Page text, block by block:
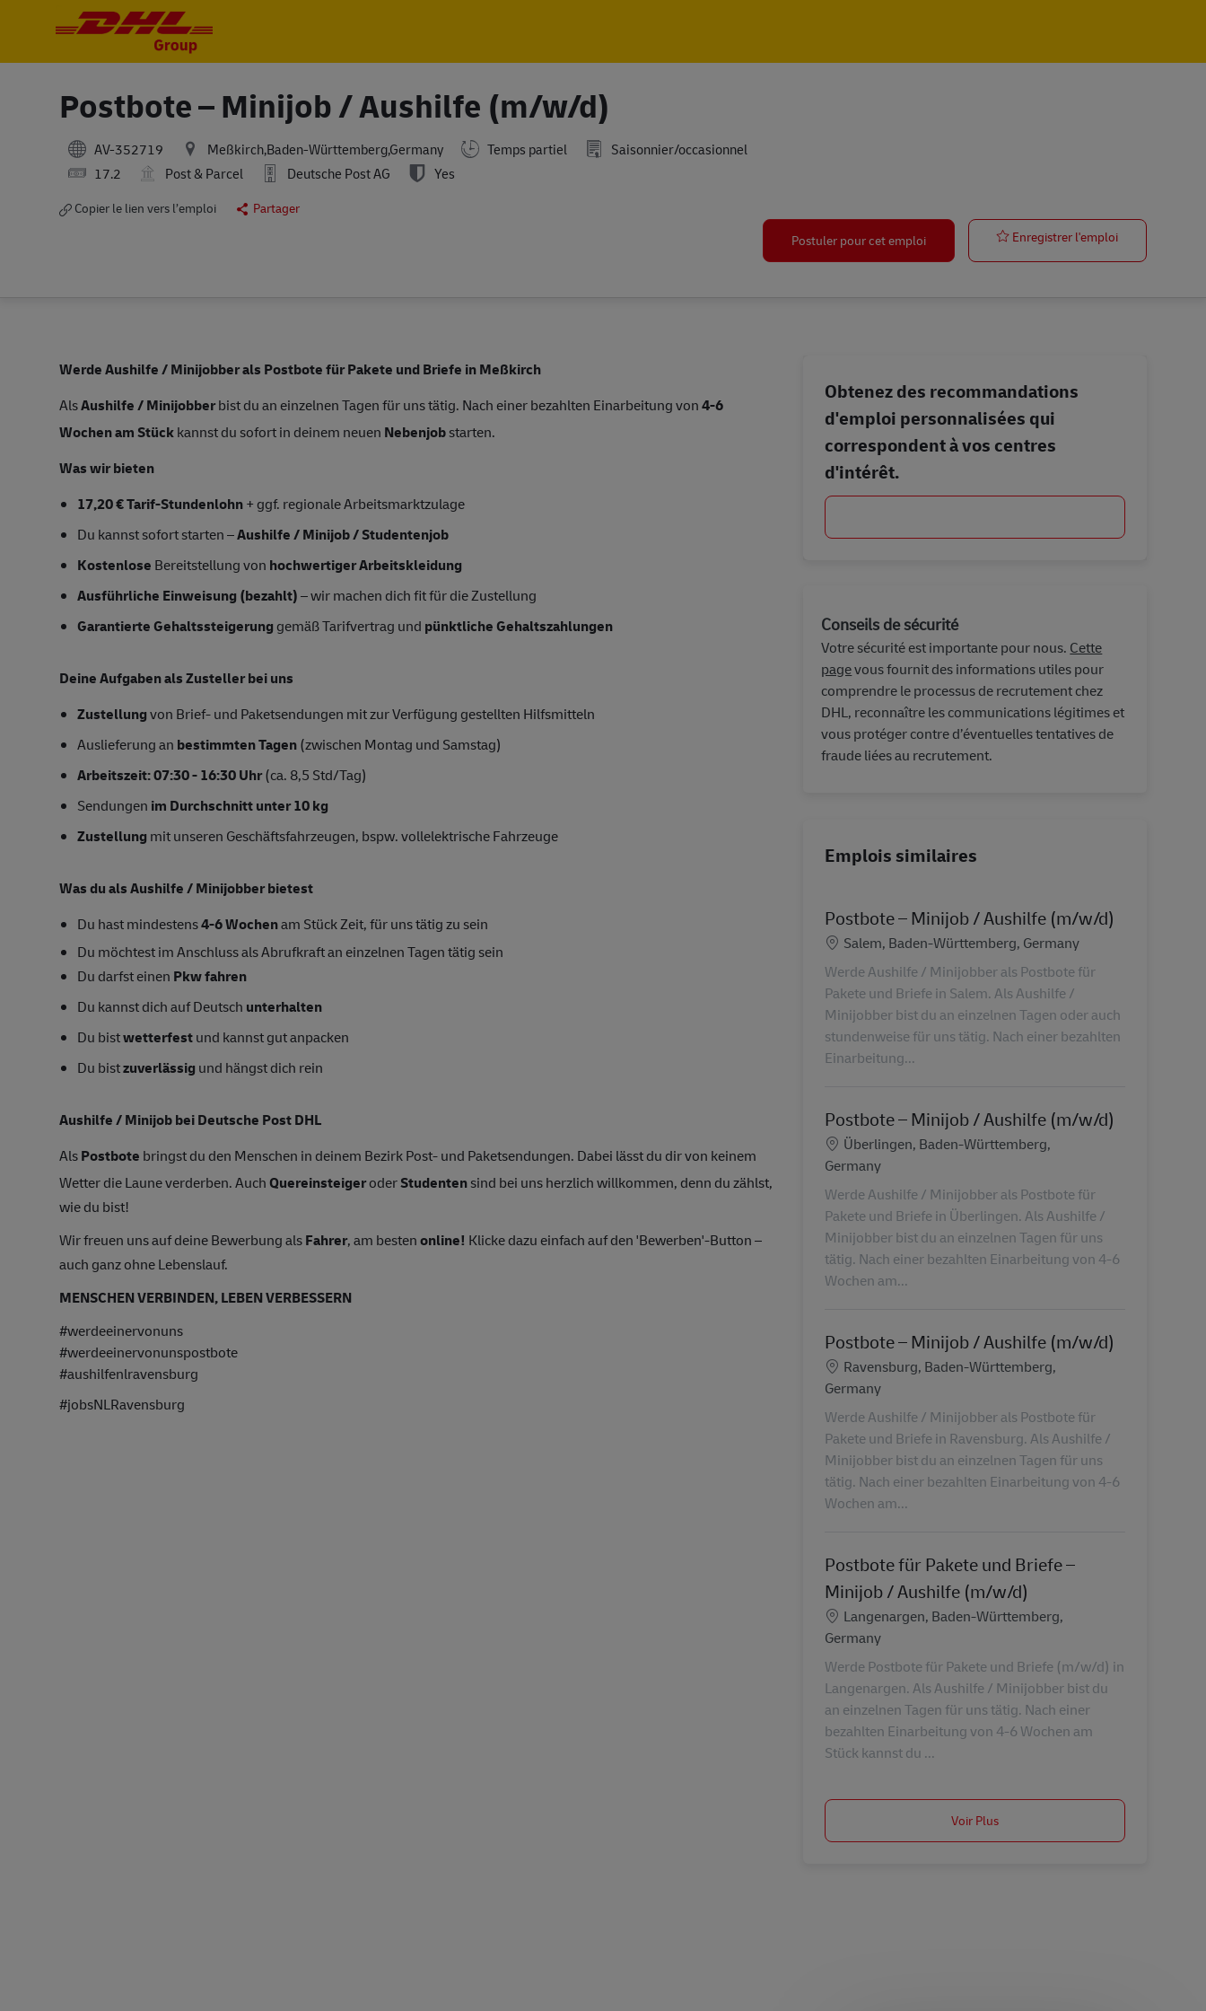
Postbote – Minijob / Aushilfe (m/w/d)
AV-352719 Meßkirch,Baden-Württemberg,Germany Temps partiel
Saisonnier/occasionnel
17.2
Post & Parcel Deutsche Post AG Yes
Copier le lien vers l’emploi
Partager
Postuler pour cet emploi
Enregistrer l'emploiPostbote –
Werde Aushilfe / Minijobber als Postbote für Pakete und Briefe in Meßkirch
AlsAushilfe / Minijobberbist du an einzelnen Tagen für uns tätig. Nach einer bezahlten Einarbeitung von4-6
Wochen am Stückkannst du sofort in deinem neuen Nebenjobstarten.
Was wir bieten
17,20 € Tarif-Stundenlohn+ ggf. regionale Arbeitsmarktzulage
Du kannst sofort starten –Aushilfe / Minijob / Studentenjob
Kostenlose Bereitstellung von hochwertiger Arbeitskleidung
Ausführliche Einweisung (bezahlt)– wir machen dich fit für die Zustellung
Garantierte Gehaltssteigerung gemäß Tarifvertrag und pünktliche Gehaltszahlungen
Deine Aufgaben als Zusteller bei uns
Zustellungvon Brief- und Paketsendungen mit zur Verfügung gestellten Hilfsmitteln
Auslieferung an bestimmten Tagen(zwischen Montag und Samstag)
Arbeitszeit: 07:30 - 16:30 Uhr(ca. 8,5 Std/Tag)
Sendungen im Durchschnitt unter 10 kg
Zustellung mit unseren Geschäftsfahrzeugen, bspw. vollelektrische Fahrzeuge
Was du als Aushilfe / Minijobber bietest
Du hast mindestens4-6Wochenam Stück Zeit, für uns tätig zu sein
Du möchtest im Anschluss als Abrufkraft an einzelnen Tagen tätig sein
Du darfst einen Pkw fahren
Du kannst dich auf Deutsch unterhalten
Du bistwetterfestund kannst gut anpacken
Du bistzuverlässig und hängst dich rein
Aushilfe / Minijob bei Deutsche Post DHL
AlsPostbote bringst du den Menschen in deinem Bezirk Post- und Paketsendungen. Dabei lässt du dir von keinem
Wetter die Laune verderben. AuchQuereinsteigeroderStudentensind bei uns herzlich willkommen, denn du zählst,
wie du bist!
Wir freuen uns auf deine Bewerbung alsFahrer, am bestenonline! Klicke dazu einfach auf den 'Bewerben'-Button –
auch ganz ohne Lebenslauf.
MENSCHEN VERBINDEN, LEBEN VERBESSERN
#werdeeinervonuns
#werdeeinervonunspostbote
#aushilfenlravensburg
#jobsNLRavensburg
Obtenez des recommandations
d'emploi personnalisées qui
correspondent à vos centres
d'intérêt.
Conseils de sécurité
Votre sécurité est importante pour nous. Cette
pagevous fournit des informations utiles pour
comprendre le processus de recrutement chez
DHL, reconnaître les communications légitimes et
vous protéger contre d’éventuelles tentatives de
fraude liées au recrutement.
Emplois similaires
Postbote – Minijob / Aushilfe (m/w/d)
LieuSalem, Baden-Württemberg, Germany
Werde Aushilfe / Minijobber als Postbote für
Pakete und Briefe in Salem. Als Aushilfe /
Minijobber bist du an einzelnen Tagen oder auch
stundenweise für uns tätig. Nach einer bezahlten
Einarbeitung...
Postbote – Minijob / Aushilfe (m/w/d)
LieuÜberlingen, Baden-Württemberg,
Germany
Werde Aushilfe / Minijobber als Postbote für
Pakete und Briefe in Überlingen. Als Aushilfe /
Minijobber bist du an einzelnen Tagen für uns
tätig. Nach einer bezahlten Einarbeitung von 4-6
Wochen am...
Postbote – Minijob / Aushilfe (m/w/d)
LieuRavensburg, Baden-Württemberg,
Germany
Werde Aushilfe / Minijobber als Postbote für
Pakete und Briefe in Ravensburg. Als Aushilfe /
Minijobber bist du an einzelnen Tagen für uns
tätig. Nach einer bezahlten Einarbeitung von 4-6
Wochen am...
Postbote für Pakete und Briefe –
Minijob / Aushilfe (m/w/d)
LieuLangenargen, Baden-Württemberg,
Germany
Werde Postbote für Pakete und Briefe (m/w/d) in
Langenargen. Als Aushilfe / Minijobber bist du
an einzelnen Tagen für uns tätig. Nach einer
bezahlten Einarbeitung von 4-6 Wochen am
Stück kannst du ...
Voir Plus